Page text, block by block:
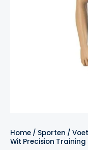
Home / Sporten /
Wit Precision Training